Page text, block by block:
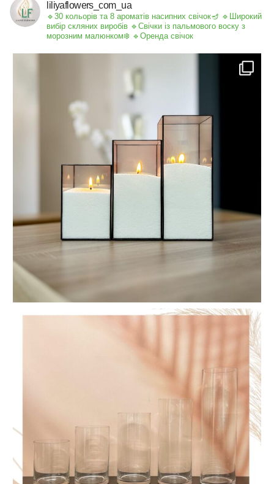
liliyaflowers_com_ua
🔹30 кольорів та 8 ароматів насипних свічок🪔 🔹Широкий
вибір скляних виробів 🔹Свічки із пальмового воску з
морозним малюнком❄️ 🔹Оренда свічок